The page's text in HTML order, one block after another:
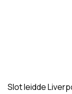
Slot leidde